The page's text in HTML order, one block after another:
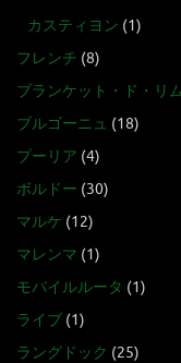
カスティヨン (1)
フレンチ (8)
ブランケット・ド・リ
ブルゴーニュ (18)
プーリア (4)
ボルドー (30)
マルケ (12)
マレンマ (1)
モバイルルータ (1)
ライブ (1)
ラングドック (25)